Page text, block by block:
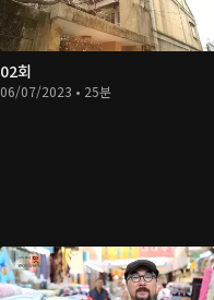
02회
06/07/2023 • 25분